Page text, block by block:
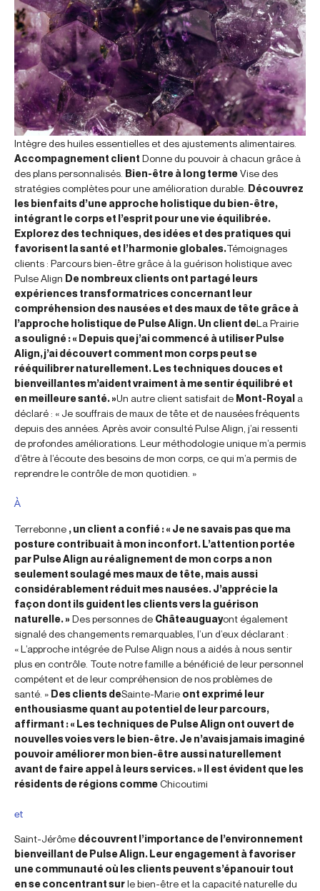
Intègre des huiles essentielles et des ajustements alimentaires.
Accompagnement client Donne du pouvoir à chacun grâce à
des plans personnalisés. Bien-être à long termeVise des
stratégies complètes pour une amélioration durable. Découvrez
les bienfaits d’une approche holistique du bien-être,
intégrant le corps et l’esprit pour une vie équilibrée.
Explorez des techniques, des idées et des pratiques qui
favorisent la santé et l’harmonie globales.Témoignages
clients : Parcours bien-être grâce à la guérison holistique avec
Pulse Align De nombreux clients ont partagé leurs
expériences transformatrices concernant leur
compréhension des nausées et des maux de tête grâce à
l’approche holistique de Pulse Align. Un client deLa Prairie
a souligné : « Depuis que j’ai commencé à utiliser Pulse
Align, j’ai découvert comment mon corps peut se
rééquilibrer naturellement. Les techniques douces et
bienveillantes m’aident vraiment à me sentir équilibré et
en meilleure santé. »Un autre client satisfait de Mont-Royal a
déclaré : « Je souffrais de maux de tête et de nausées fréquents
depuis des années. Après avoir consulté Pulse Align, j’ai ressenti
de profondes améliorations. Leur méthodologie unique m’a permis
d’être à l’écoute des besoins de mon corps, ce qui m’a permis de
reprendre le contrôle de mon quotidien. »
À
Terrebonne , un client a confié : « Je ne savais pas que ma
posture contribuait à mon inconfort. L’attention portée
par Pulse Align au réalignement de mon corps a non
seulement soulagé mes maux de tête, mais aussi
considérablement réduit mes nausées. J’apprécie la
façon dont ils guident les clients vers la guérison
naturelle. » Des personnes de Châteauguayont également
signalé des changements remarquables, l’un d’eux déclarant :
« L’approche intégrée de Pulse Align nous a aidés à nous sentir
plus en contrôle. Toute notre famille a bénéficié de leur personnel
compétent et de leur compréhension de nos problèmes de
santé. » Des clients deSainte-Marie ont exprimé leur
enthousiasme quant au potentiel de leur parcours,
affirmant : « Les techniques de Pulse Align ont ouvert de
nouvelles voies vers le bien-être. Je n’avais jamais imaginé
pouvoir améliorer mon bien-être aussi naturellement
avant de faire appel à leurs services. » Il est évident que les
résidents de régions commeChicoutimi
et
Saint-Jérôme découvrent l’importance de l’environnement
bienveillant de Pulse Align. Leur engagement à favoriser
une communauté où les clients peuvent s’épanouir tout
en se concentrant surle bien-être et la capacité naturelle du